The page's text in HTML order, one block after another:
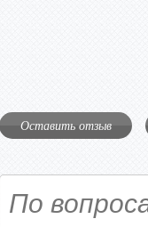
Оставить отзыв
По